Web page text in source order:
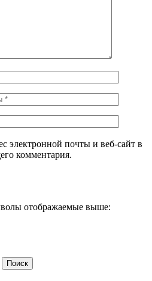
электронной почты и веб-сайт в
комментария.
отображаемые выше: